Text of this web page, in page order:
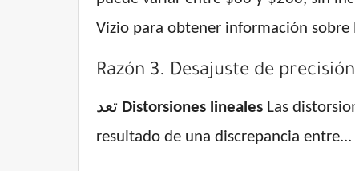
Vizio para obtener información
Razón 3. Desajuste de
Distorsiones lineales Las
resultado de una discrepancia entre...